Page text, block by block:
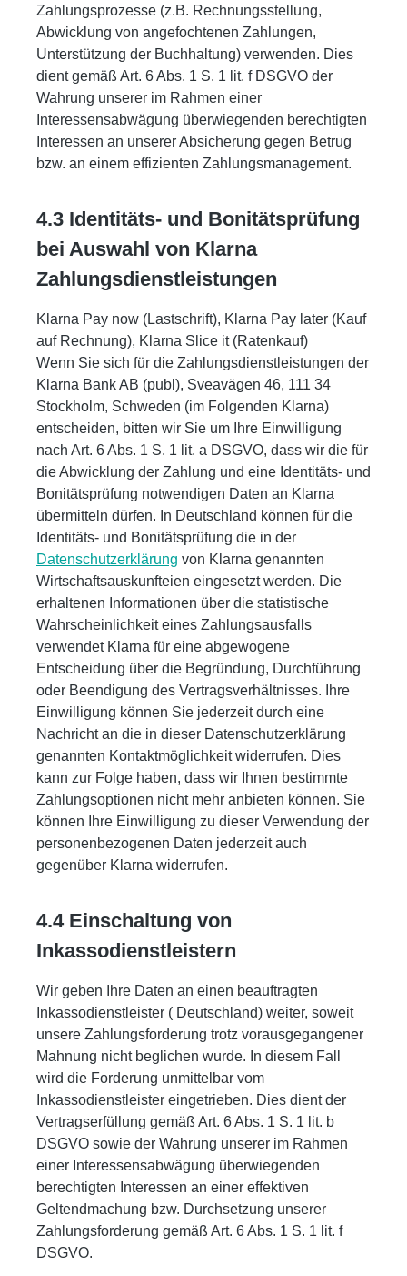
Zahlungsprozesse (z.B. Rechnungsstellung,
Abwicklung von angefochtenen Zahlungen,
Unterstützung der Buchhaltung) verwenden. Dies
dient gemäß Art. 6 Abs. 1 S. 1 lit. f DSGVO der
Wahrung unserer im Rahmen einer
Interessensabwägung überwiegenden berechtigten
Interessen an unserer Absicherung gegen Betrug
bzw. an einem effizienten Zahlungsmanagement.
4.3 Identitäts- und Bonitätsprüfung
bei Auswahl von Klarna
Zahlungsdienstleistungen
Klarna Pay now (Lastschrift), Klarna Pay later (Kauf
auf Rechnung), Klarna Slice it (Ratenkauf)
Wenn Sie sich für die Zahlungsdienstleistungen der
Klarna Bank AB (publ), Sveavägen 46, 111 34
Stockholm, Schweden (im Folgenden Klarna)
entscheiden, bitten wir Sie um Ihre Einwilligung
nach Art. 6 Abs. 1 S. 1 lit. a DSGVO, dass wir die für
die Abwicklung der Zahlung und eine Identitäts- und
Bonitätsprüfung notwendigen Daten an Klarna
übermitteln dürfen. In Deutschland können für die
Identitäts- und Bonitätsprüfung die in der
Datenschutzerklärung von Klarna genannten
Wirtschaftsauskunfteien eingesetzt werden. Die
erhaltenen Informationen über die statistische
Wahrscheinlichkeit eines Zahlungsausfalls
verwendet Klarna für eine abgewogene
Entscheidung über die Begründung, Durchführung
oder Beendigung des Vertragsverhältnisses. Ihre
Einwilligung können Sie jederzeit durch eine
Nachricht an die in dieser Datenschutzerklärung
genannten Kontaktmöglichkeit widerrufen. Dies
kann zur Folge haben, dass wir Ihnen bestimmte
Zahlungsoptionen nicht mehr anbieten können. Sie
können Ihre Einwilligung zu dieser Verwendung der
personenbezogenen Daten jederzeit auch
gegenüber Klarna widerrufen.
4.4 Einschaltung von
Inkassodienstleistern
Wir geben Ihre Daten an einen beauftragten
Inkassodienstleister ( Deutschland) weiter, soweit
unsere Zahlungsforderung trotz vorausgegangener
Mahnung nicht beglichen wurde. In diesem Fall
wird die Forderung unmittelbar vom
Inkassodienstleister eingetrieben. Dies dient der
Vertragserfüllung gemäß Art. 6 Abs. 1 S. 1 lit. b
DSGVO sowie der Wahrung unserer im Rahmen
einer Interessensabwägung überwiegenden
berechtigten Interessen an einer effektiven
Geltendmachung bzw. Durchsetzung unserer
Zahlungsforderung gemäß Art. 6 Abs. 1 S. 1 lit. f
DSGVO.